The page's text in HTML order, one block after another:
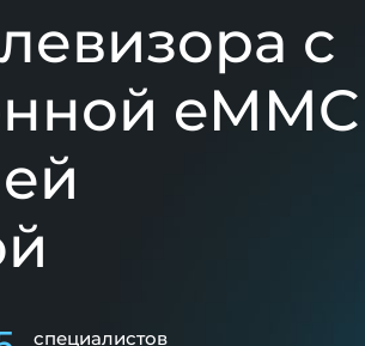
с
eMMC
специалистов